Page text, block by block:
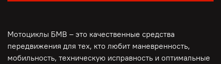
Мотоциклы БМВ – это качественные средства
передвижения для тех, кто любит маневренность,
мобильность, техническую исправность и оптимальные